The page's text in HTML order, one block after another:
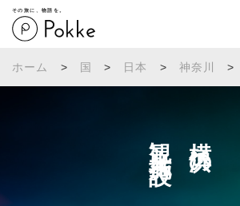
その旅に、物語を。
ホーム > 国 > 日本 > 神奈川 >
横浜の
観光施設へ